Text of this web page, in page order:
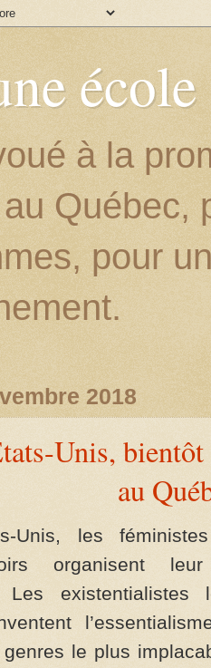
à la
Québec,
pour
2018
Unis,
au
Unis, les
organisent
Les existentialistes
le plus